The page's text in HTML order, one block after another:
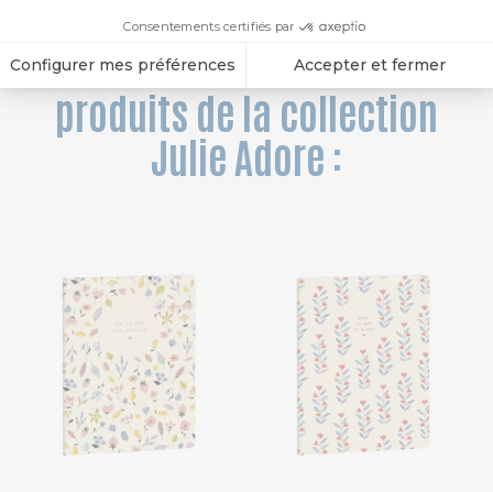
Vous aimerez aussi ces
produits de la collection
Julie Adore :